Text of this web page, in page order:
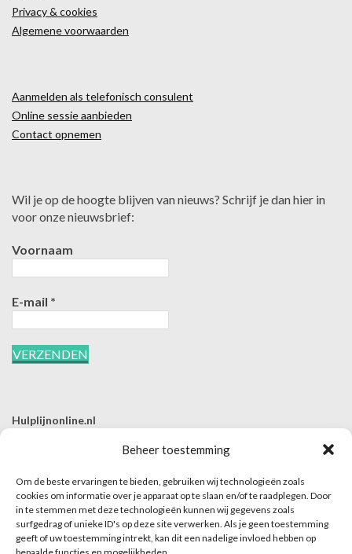
Beheer toestemming
Om de beste ervaringen te bieden, gebruiken wij technologieën zoals
cookies om informatie over je apparaat op te slaan en/of te raadplegen. Door
in te stemmen met deze technologieën kunnen wij gegevens zoals
surfgedrag of unieke ID's op deze site verwerken. Als je geen toestemming
geeft of uw toestemming intrekt, kan dit een nadelige invloed hebben op
Privacy & cookies
Algemene voorwaarden
Aanmelden als telefonisch consulent
Online sessie aanbieden
Contact opnemen
Wil je op de hoogte blijven van nieuws? Schrijf je dan hier in
voor onze nieuwsbrief:
Voornaam
E-mail *
Hulplijnonline.nl
E | info@hulplijnonline.nl
Contactformulier
Over Hulplijnonline.nl
Het team van Hulplijnonline.nl